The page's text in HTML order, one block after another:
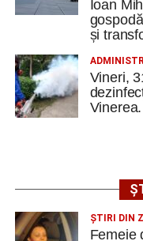
Ultimele știri din
„Roș-albaștrii”,
Metalurgistul
seniorilor de la
concursul de
Facebook Messenger
denumirea
contact ale
adrese de e-mail,
poată solicita
programul de lucru și
muncă disponibile
Ioan
și
Vineri,
ŞTIRI DIN
Femeie